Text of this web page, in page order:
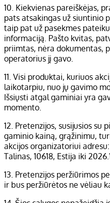
10. Kiekvienas pareiškėjas,
pats atsakingas už siuntinio
taip pat už pasekmes
informaciją. Pašto kvitas,
priimtas, nėra dokumentas,
operatorius jį gavo.
11. Visi produktai, kuriuos
laikotarpiu, nuo jų gavimo
Išsiųsti atgal gaminiai yra
momento.
12. Pretenzijos, susijusios su
gaminio kainą, grąžinimu,
akcijos organizatoriui
Talinas, 10618, Estija iki
13. Pretenzijos peržiūrimos
ir bus peržiūrėtos ne vėliau